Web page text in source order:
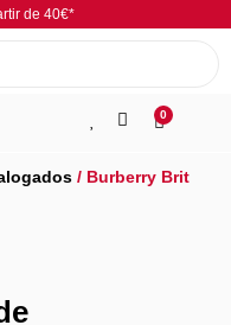
de 40€*
0
/ Burberry Brit